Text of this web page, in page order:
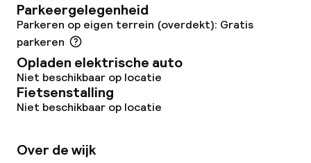
Diner à la carte
Roomservice
Dieetopties
Parkeergelegenheid
Parkeren op eigen terrein (overdekt): Gratis
parkeren
Opladen elektrische auto
Niet beschikbaar op locatie
Fietsenstalling
Niet beschikbaar op locatie
Over de wijk